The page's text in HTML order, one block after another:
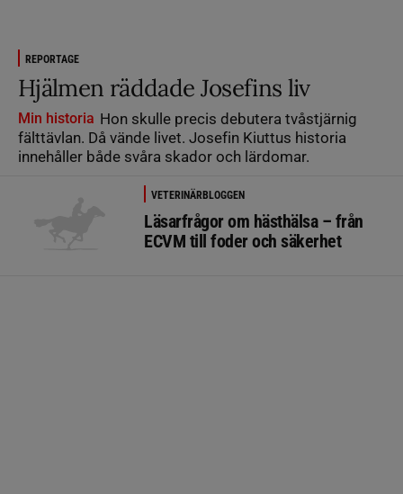
REPORTAGE
Hjälmen räddade Josefins liv
Min historia Hon skulle precis debutera tvåstjärnig
fälttävlan. Då vände livet. Josefin Kiuttus historia
innehåller både svåra skador och lärdomar.
VETERINÄRBLOGGEN
Läsarfrågor om hästhälsa – från
ECVM till foder och säkerhet